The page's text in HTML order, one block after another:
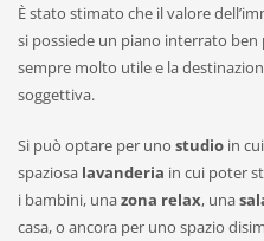
È stato stimato che il valore
si possiede un piano interrato
sempre molto utile e la
soggettiva.
Si può optare per uno studio in
spaziosa lavanderia in cui poter
i bambini, unazona relax, una
casa, o ancora per uno spazio